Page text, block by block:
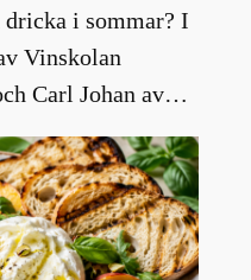
dricka i sommar? I
Vinskolan
Carl Johan av…